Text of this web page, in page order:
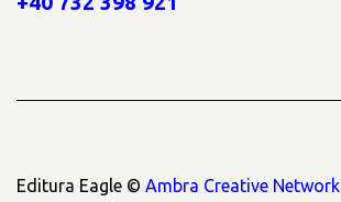
Editura Eagle © Ambra Creative Network